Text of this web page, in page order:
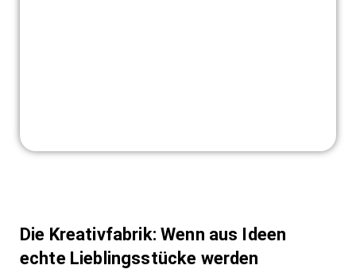
Die Kreativfabrik: Wenn aus Ideen
echte Lieblingsstücke werden